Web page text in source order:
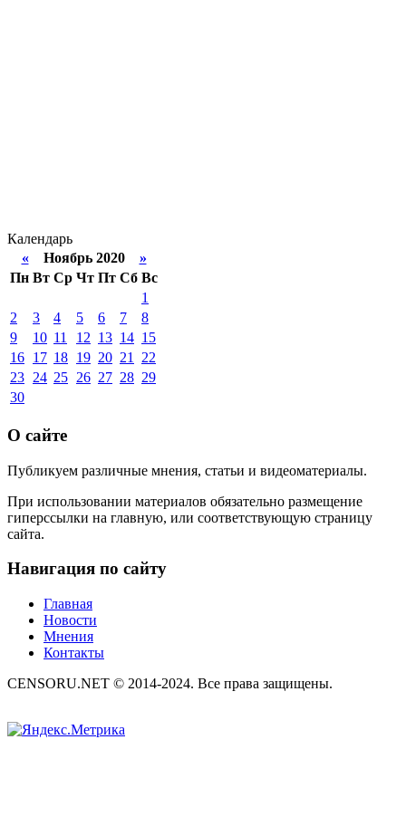
Календарь
«Ноябрь 2020 »
Пн Вт Ср Чт Пт Сб Вс
1
2
3 4 5 6 7
8
9
10 11 12 13 14 15
16 17 18 19 20 21
22
23 24 25 26 27 28 29
30
О сайте
Публикуем различные мнения, статьи и видеоматериалы.
При использовании материалов обязательно размещение
гиперссылки на главную, или соответствующую страницу
сайта.
Навигация по сайту
Главная
Новости
Мнения
Контакты
CENSORU.NET © 2014-2024. Все права защищены.